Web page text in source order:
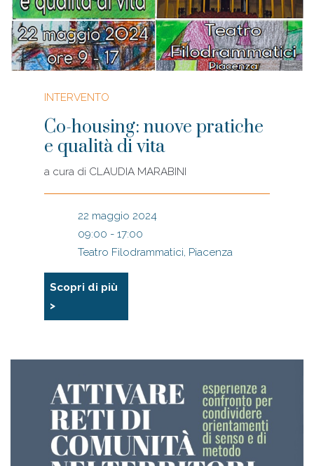
INTERVENTO
Co-housing: nuove pratiche
e qualità di vita
a cura di CLAUDIA MARABINI
22 maggio 2024
09:00 - 17:00
Teatro Filodrammatici, Piacenza
Scopri di più
>